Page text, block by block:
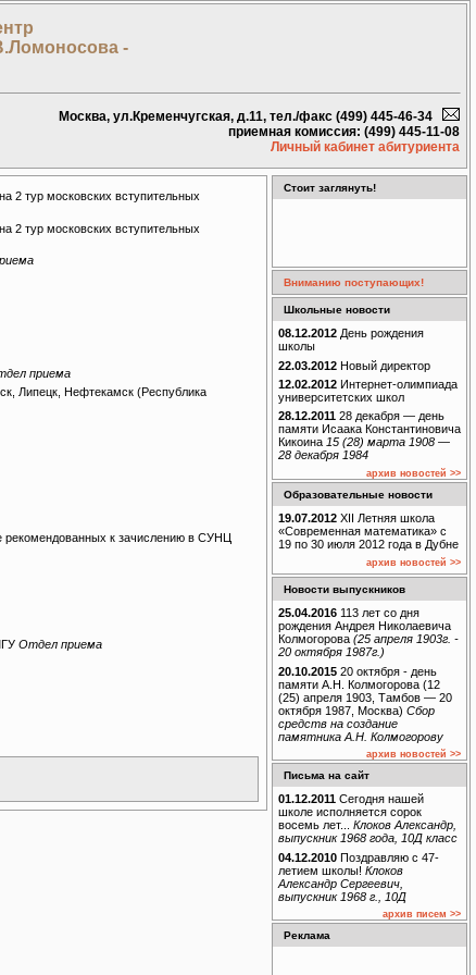
-
Москва, ул.Кременчугская, д.11, тел./факс (499) 445-46-34
приемная комиссия: (499) 445-11-08
Личный кабинет абитуриента
2 тур московских вступительных
2 тур московских вступительных
приема
Липецк, Нефтекамск (Республика
рекомендованных к зачислению в СУНЦ
Отдел приема
Стоит заглянуть!
Вниманию поступающих!
Школьные новости
08.12.2012 День рождения
школы
22.03.2012 Новый директор
12.02.2012 Интернет-олимпиада
университетских школ
28.12.2011 28 декабря — день
памяти Исаака Константиновича
Кикоина 15 (28) марта 1908 —
28 декабря 1984
архив новостей >>
Образовательные новости
19.07.2012 XII Летняя школа
«Современная математика» с
19 по 30 июля 2012 года в Дубне
архив новостей >>
Новости выпускников
25.04.2016 113 лет со дня
рождения Андрея Николаевича
Колмогорова (25 апреля 1903г. -
20 октября 1987г.)
20.10.2015 20 октября - день
памяти А.Н. Колмогорова (12
(25) апреля 1903, Тамбов — 20
октября 1987, Москва) Сбор
средств на создание
памятника А.Н. Колмогорову
архив новостей >>
Письма на сайт
01.12.2011 Сегодня нашей
школе исполняется сорок
восемь лет... Клоков Александр,
выпускник 1968 года, 10Д класс
04.12.2010 Поздравляю с 47-
летием школы! Клоков
Александр Сергеевич,
выпускник 1968 г., 10Д
архив писем >>
Реклама